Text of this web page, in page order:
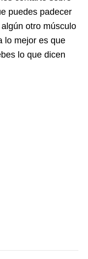
puedes padecer
otro músculo
lo mejor es que
lo que dicen